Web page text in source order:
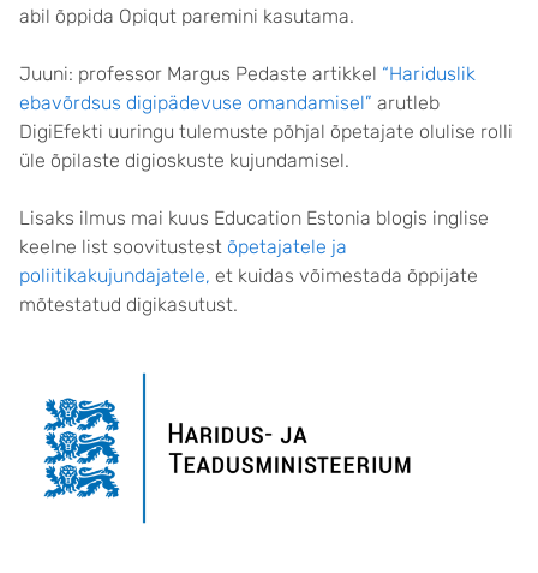
abil õppida Opiqut paremini kasutama.
Juuni: professor Margus Pedaste artikkel “Hariduslik
ebavõrdsus digipädevuse omandamisel” arutleb
DigiEfekti uuringu tulemuste põhjal õpetajate olulise rolli
üle õpilaste digioskuste kujundamisel.
Lisaks ilmus mai kuus Education Estonia blogis inglise
keelne list soovitustest õpetajatele ja
poliitikakujundajatele, et kuidas võimestada õppijate
mõtestatud digikasutust.